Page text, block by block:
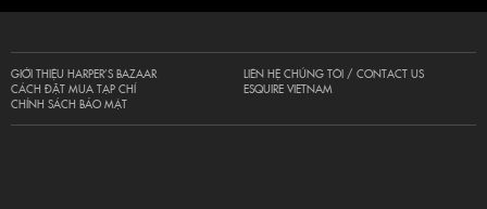
GIỚI THIỆU HARPER’S BAZAAR
CÁCH ĐẶT MUA TẠP CHÍ
CHÍNH SÁCH BẢO MẬT
LIÊN HỆ CHÚNG TÔI / CONTACT US
ESQUIRE VIETNAM